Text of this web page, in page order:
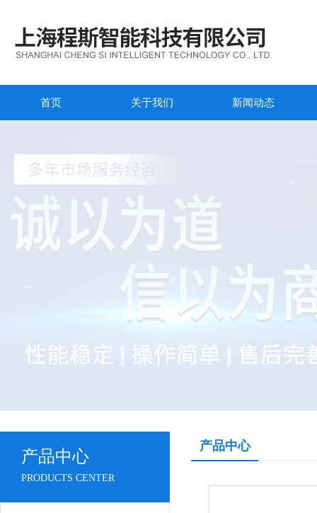
首页 关于我们 新闻动态
产品中心
PRODUCTS CENTER
产品中心